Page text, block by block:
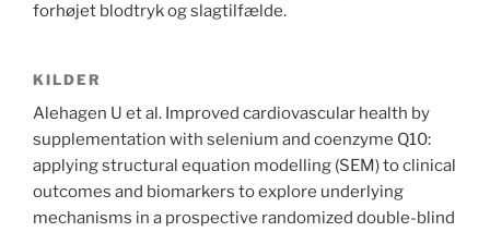
forhøjet blodtryk og slagtilfælde.
KILDER
Alehagen U et al. Improved cardiovascular health by
supplementation with selenium and coenzyme Q10:
applying structural equation modelling (SEM) to clinical
outcomes and biomarkers to explore underlying
mechanisms in a prospective randomized double-blind